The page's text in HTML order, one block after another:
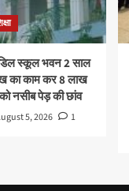
स्कूल भवन 2 साल
का काम कर 8 लाख
नसीब पेड़ की छांव
5, 2026 1